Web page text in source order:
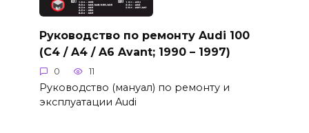
Руководство по ремонту Audi 100
(C4 / A4 / A6 Avant; 1990 – 1997)
0 11
Руководство (мануал) по ремонту и
эксплуатации Audi